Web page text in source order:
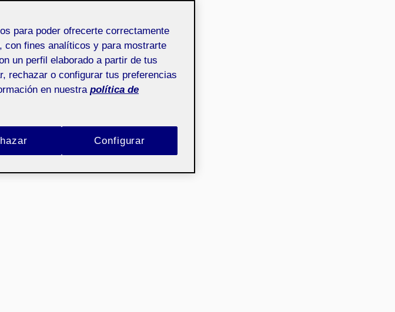
para poder ofrecerte correctamente
con fines analíticos y para mostrarte
un perfil elaborado a partir de tus
rechazar o configurar tus preferencias
en nuestra política de
Configurar